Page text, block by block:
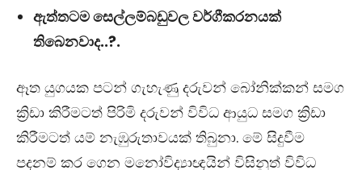
ඇත්තටම සෙල්ලම්බඩුවල වර්ගීකරනයක්
තිබෙනවාද..?.
ඈත යුගයක පටන් ගැහැණු දරුවන් බෝනික්කන් සමග
ක්‍රිඩා කිරීමටත් පිරිමි දරුවන් විවිධ ආයුධ සමග ක්‍රිඩා
කිරීමටත් යම් නැඹුරුතාවයක් තිබුනා. මේ සිදුවීම
පදනම් කර ගෙන මනෝවිද්‍යාඥයින් විසිනුත් විවිධ